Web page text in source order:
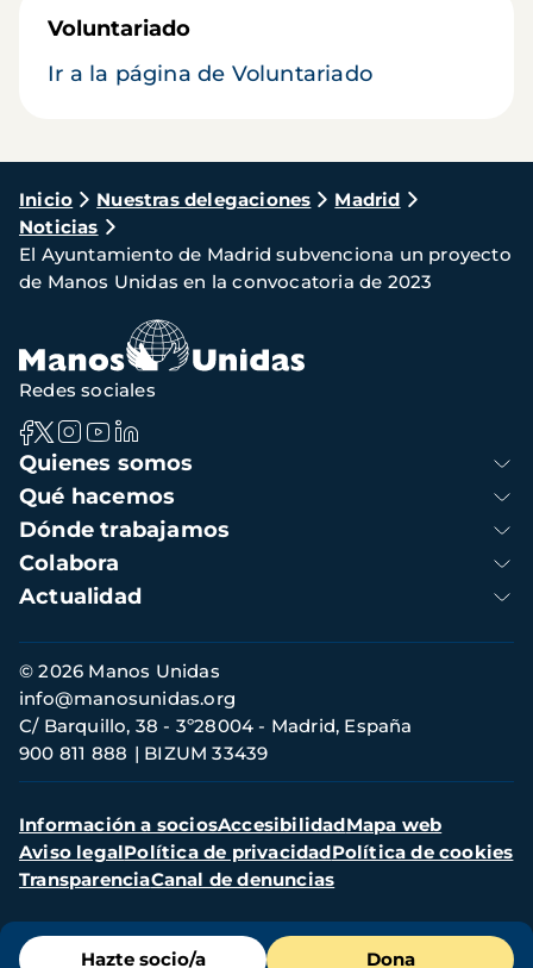
Voluntariado
Ir a la página de Voluntariado
Ruta
de
navegación
Inicio Nuestras delegaciones
Madrid
Noticias
El Ayuntamiento de Madrid subvenciona un proyecto
de Manos Unidas en la convocatoria de 2023
Menú
Hazte socio/a Dona
Navegación
principal
Quienes somos
Qué hacemos
Dónde trabajamos
Colabora
Actualidad
Redes sociales
Información
de
contacto
© 2026 Manos Unidas
C/ Barquillo, 38 - 3º28004 - Madrid, España
900 811 888
BIZUM 33439
info@manosunidas.org
Menú
secundario
Información a sociosAccesibilidadMapa web
Aviso legalPolítica de privacidadPolítica de cookies
TransparenciaCanal de denuncias